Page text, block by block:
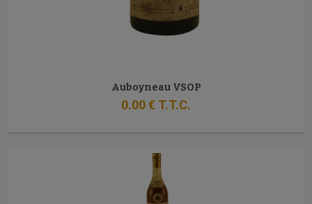
Auboyneau VSOP
0.00€ T.T.C.